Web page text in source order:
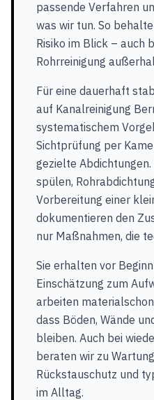
passende Verfahren
was wir tun. So
Risiko im Blick – auch
Rohrreinigung
Für eine dauerhaft
auf Kanalreinigung
systematischem
Sichtprüfung per
gezielte
spülen,
Vorbereitung einer
dokumentieren den
nur Maßnahmen, die
Sie erhalten vor
Einschätzung zum
arbeiten
dass Böden, Wände
bleiben. Auch bei
beraten wir zu
Rückstauschutz und
im Alltag.